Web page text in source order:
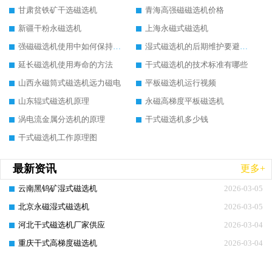
甘肃贫铁矿干选磁选机
青海高强磁磁选机价格
新疆干粉永磁选机
上海永磁式磁选机
强磁磁选机使用中如何保持其顺畅运行
湿式磁选机的后期维护要避开哪些坑
延长磁选机使用寿命的方法
干式磁选机的技术标准有哪些
山西永磁筒式磁选机远力磁电
平板磁选机运行视频
山东辊式磁选机原理
永磁高梯度平板磁选机
涡电流金属分选机的原理
干式磁选机多少钱
干式磁选机工作原理图
最新资讯 更多+
2026-03-05
云南黑钨矿湿式磁选机
2026-03-05
北京永磁湿式磁选机
2026-03-04
河北干式磁选机厂家供应
2026-03-04
重庆干式高梯度磁选机